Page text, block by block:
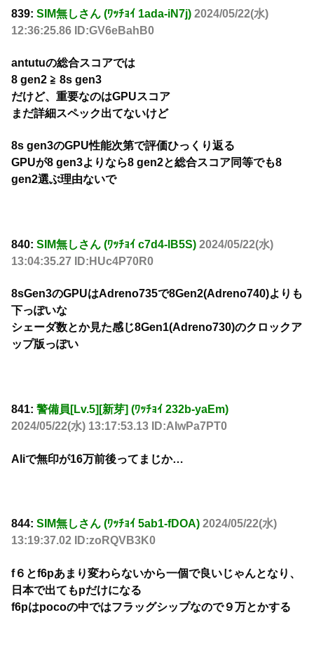
839: SIM無しさん (ﾜｯﾁｮｲ 1ada-iN7j) 2024/05/22(水)
12:36:25.86 ID:GV6eBahB0
antutuの総合スコアでは
8 gen2 ≧ 8s gen3
だけど、重要なのはGPUスコア
まだ詳細スペック出てないけど
8s gen3のGPU性能次第で評価ひっくり返る
GPUが8 gen3よりなら8 gen2と総合スコア同等でも8
gen2選ぶ理由ないで
840: SIM無しさん (ﾜｯﾁｮｲ c7d4-lB5S) 2024/05/22(水)
13:04:35.27 ID:HUc4P70R0
8sGen3のGPUはAdreno735で8Gen2(Adreno740)よりも
下っぽいな
シェーダ数とか見た感じ8Gen1(Adreno730)のクロックア
ップ版っぽい
841: 警備員[Lv.5][新芽] (ﾜｯﾁｮｲ 232b-yaEm)
2024/05/22(水) 13:17:53.13 ID:AIwPa7PT0
Aliで無印が16万前後ってまじか…
844: SIM無しさん (ﾜｯﾁｮｲ 5ab1-fDOA) 2024/05/22(水)
13:19:37.02 ID:zoRQVB3K0
f６とf6pあまり変わらないから一個で良いじゃんとなり、
日本で出てもpだけになる
f6pはpocoの中ではフラッグシップなので９万とかする